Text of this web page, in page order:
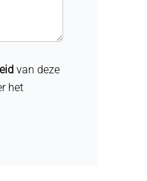
van deze
het